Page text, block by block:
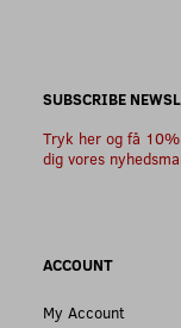
SUBSCRIBE
Tryk her og få
dig vores
ACCOUNT
My Account